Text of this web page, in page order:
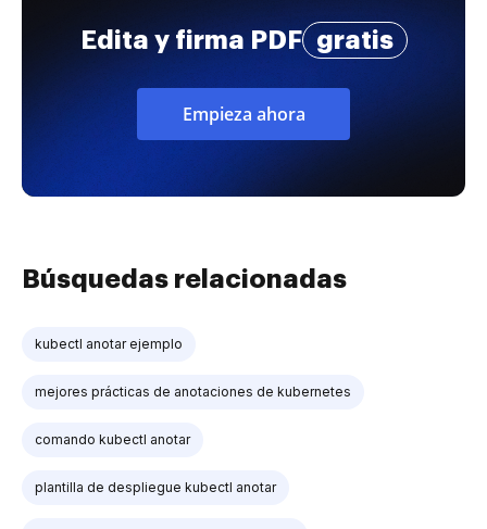
Edita y firma PDF gratis
Empieza ahora
Búsquedas relacionadas
kubectl anotar ejemplo
mejores prácticas de anotaciones de kubernetes
comando kubectl anotar
plantilla de despliegue kubectl anotar